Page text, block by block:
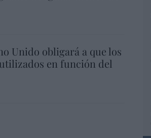
Unido obligará a que los
en función del